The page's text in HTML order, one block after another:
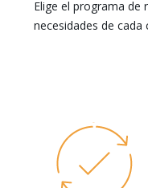
Elige el programa de
necesidades de